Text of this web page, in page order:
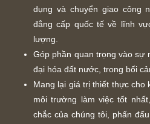
dụng và chuyển giao công
đẳng cấp quốc tế về lĩnh
lượng.
Góp phần quan trọng vào sự
đại hóa đất nước, trong bối
Mang lại giá trị thiết thực cho
môi trường làm việc tốt
chắc của chúng tôi, phấn